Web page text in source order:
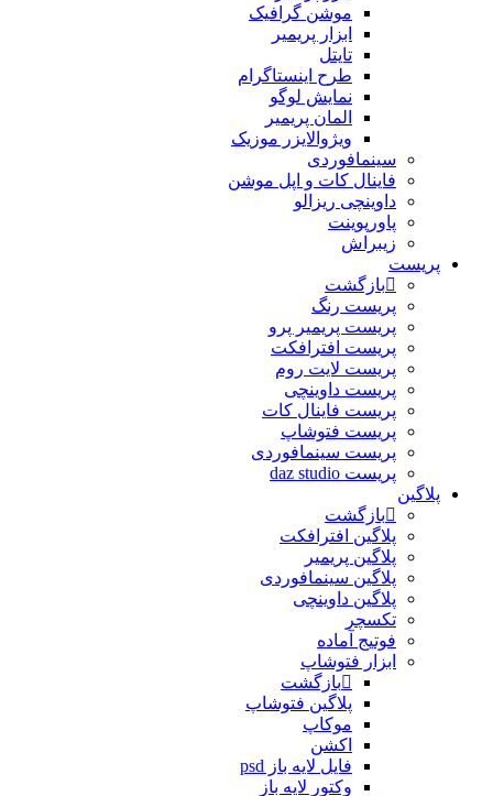
موشن گرافیک
ابزار پریمیر
تایتل
طرح اینستاگرام
نمایش لوگو
المان پریمیر
ویژوالایزر موزیک
سینمافوردی
فاینال کات و اپل موشن
داوینچی ریزالو
پاورپوینت
زیبراش
پریست
بازگشت
پریست رنگ
پریست پریمیر پرو
پریست افترافکت
پریست لایت روم
پریست داوینچی
پریست فاینال کات
پریست فتوشاپ
پریست سینمافوردی
پریست daz studio
پلاگین
بازگشت
پلاگین افترافکت
پلاگین پریمیر
پلاگین سینمافوردی
پلاگین داوینچی
تکسچر
فوتیج آماده
ابزار فتوشاپ
بازگشت
پلاگین فتوشاپ
موکاپ
اکشن
فایل لایه باز psd
وکتور لایه باز